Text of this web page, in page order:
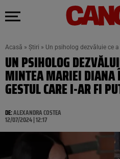
Acasă » Știri » Un psiholog dezvăluie ce
UN PSIHOLOG
MINTEA MARIEI DIANA
GESTUL CARE I-AR FI
DE:ALEXANDRA COSTEA
12/07/2024 | 12:17